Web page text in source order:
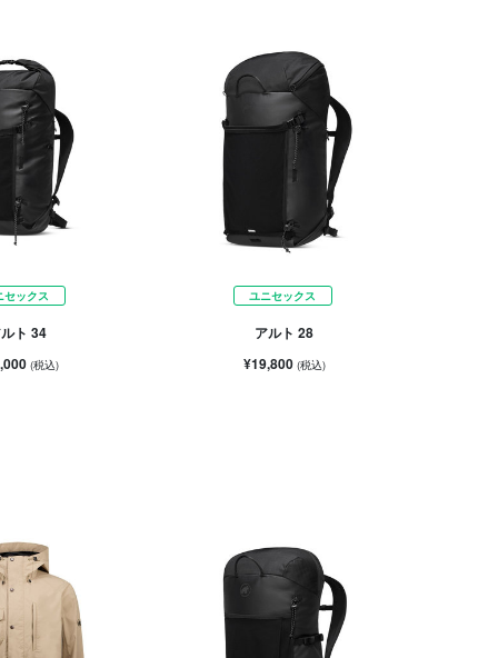
セックス
ト 34
(税込)
ユニセックス
アルト 28
¥19,800 (税込)